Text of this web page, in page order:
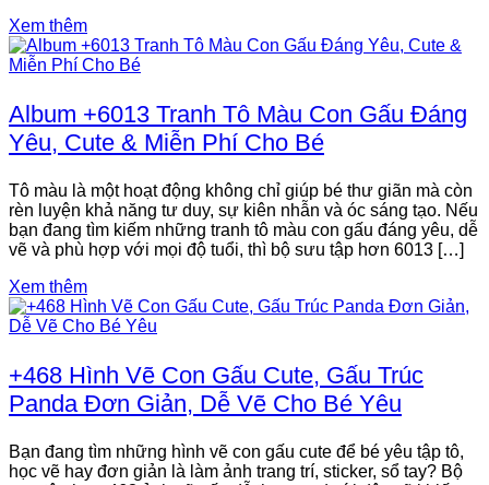
Xem thêm
Album +6013 Tranh Tô Màu Con Gấu Đáng
Yêu, Cute & Miễn Phí Cho Bé
Tô màu là một hoạt động không chỉ giúp bé thư giãn mà còn
rèn luyện khả năng tư duy, sự kiên nhẫn và óc sáng tạo. Nếu
bạn đang tìm kiếm những tranh tô màu con gấu đáng yêu, dễ
vẽ và phù hợp với mọi độ tuổi, thì bộ sưu tập hơn 6013 […]
Xem thêm
+468 Hình Vẽ Con Gấu Cute, Gấu Trúc
Panda Đơn Giản, Dễ Vẽ Cho Bé Yêu
Bạn đang tìm những hình vẽ con gấu cute để bé yêu tập tô,
học vẽ hay đơn giản là làm ảnh trang trí, sticker, sổ tay? Bộ